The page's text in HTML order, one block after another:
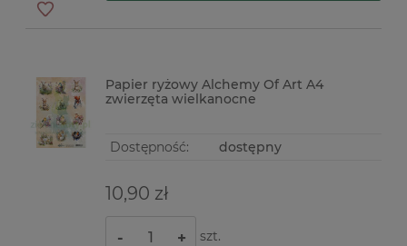
Papier ryżowy Alchemy Of Art A4
zwierzęta wielkanocne
Dostępność: dostępny
10,90 zł
- + szt.